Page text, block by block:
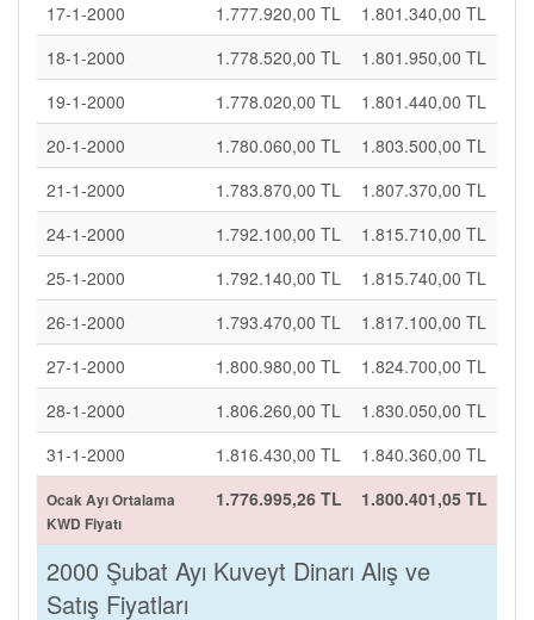
17-1-2000
1.777.920,00 TL
1.801.340,00 TL
18-1-2000
1.778.520,00 TL
1.801.950,00 TL
19-1-2000
1.778.020,00 TL
1.801.440,00 TL
20-1-2000
1.780.060,00 TL
1.803.500,00 TL
21-1-2000
1.783.870,00 TL
1.807.370,00 TL
24-1-2000
1.792.100,00 TL
1.815.710,00 TL
25-1-2000
1.792.140,00 TL
1.815.740,00 TL
26-1-2000
1.793.470,00 TL
1.817.100,00 TL
27-1-2000
1.800.980,00 TL
1.824.700,00 TL
28-1-2000
1.806.260,00 TL
1.830.050,00 TL
31-1-2000
1.816.430,00 TL 1.840.360,00 TL
Ocak Ayı Ortalama
KWD Fiyatı
1.776.995,26 TL 1.800.401,05 TL
2000 Şubat Ayı Kuveyt Dinarı Alış ve
Satış Fiyatları